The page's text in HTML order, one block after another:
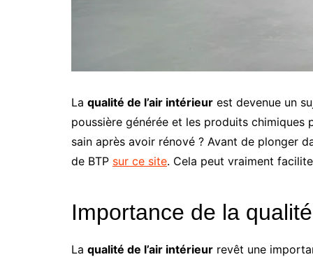
La qualité de l’air intérieur est devenue un
poussière générée et les produits chimiques
sain après avoir rénové ? Avant de plonger
de BTP sur ce site. Cela peut vraiment
Importance de la
La qualité de l’air intérieur revêt une